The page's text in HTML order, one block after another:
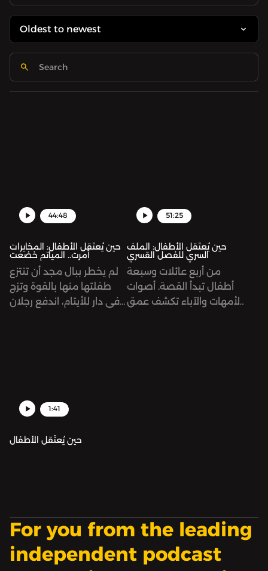
44:48
حين يُعتَقل الأطفال: المخابرات
أمرت.. المياتم خضعت
لم يخطر ببال مجد أن تنتزع
طفلتها منها بالقوة وتزج
في دار للأيتام، اندفع رجلان
51:25
حين يُعتَقل الأطفال: الملف
السري للفصل القسري
من أربع عائلات وسبعة
أطفال تبدأ القصة. أصوات
الأمهات والآباء تكشف عمق
1:41
حين يُعتَقل الأطفال
For you from the leading
independent podcast